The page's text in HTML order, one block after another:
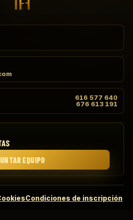
616 577 640
676 613 191
EQUIPO
Condiciones de inscripción